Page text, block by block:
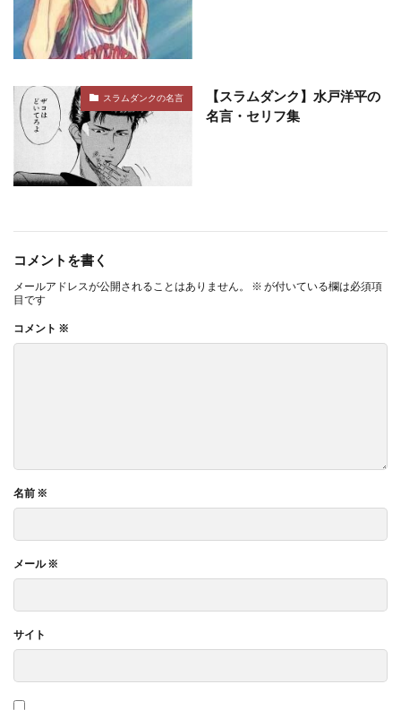
スラムダンクの名言
【スラムダンク】水戸洋平の
名言・セリフ集
コメントを書く
メールアドレスが公開されることはありません。 ※ が付いている欄は必須項
目です
コメント ※
名前 ※
メール※
サイト